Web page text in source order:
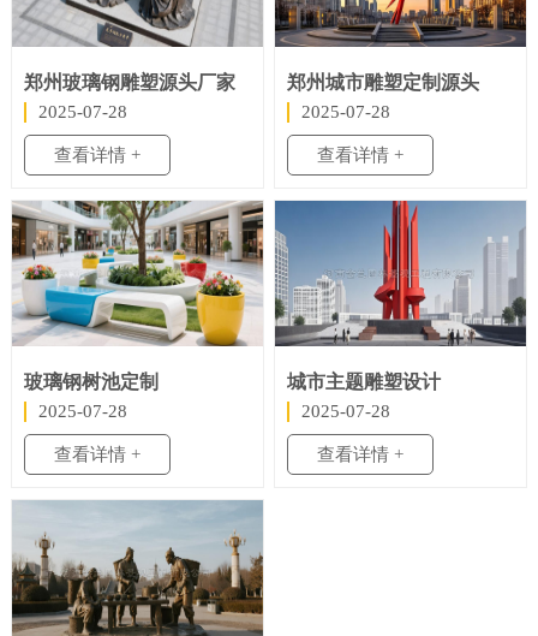
郑州玻璃钢雕塑源头厂家
2025-07-28
查看详情 +
郑州城市雕塑定制源头
2025-07-28
查看详情 +
玻璃钢树池定制
2025-07-28
查看详情 +
城市主题雕塑设计
2025-07-28
查看详情 +